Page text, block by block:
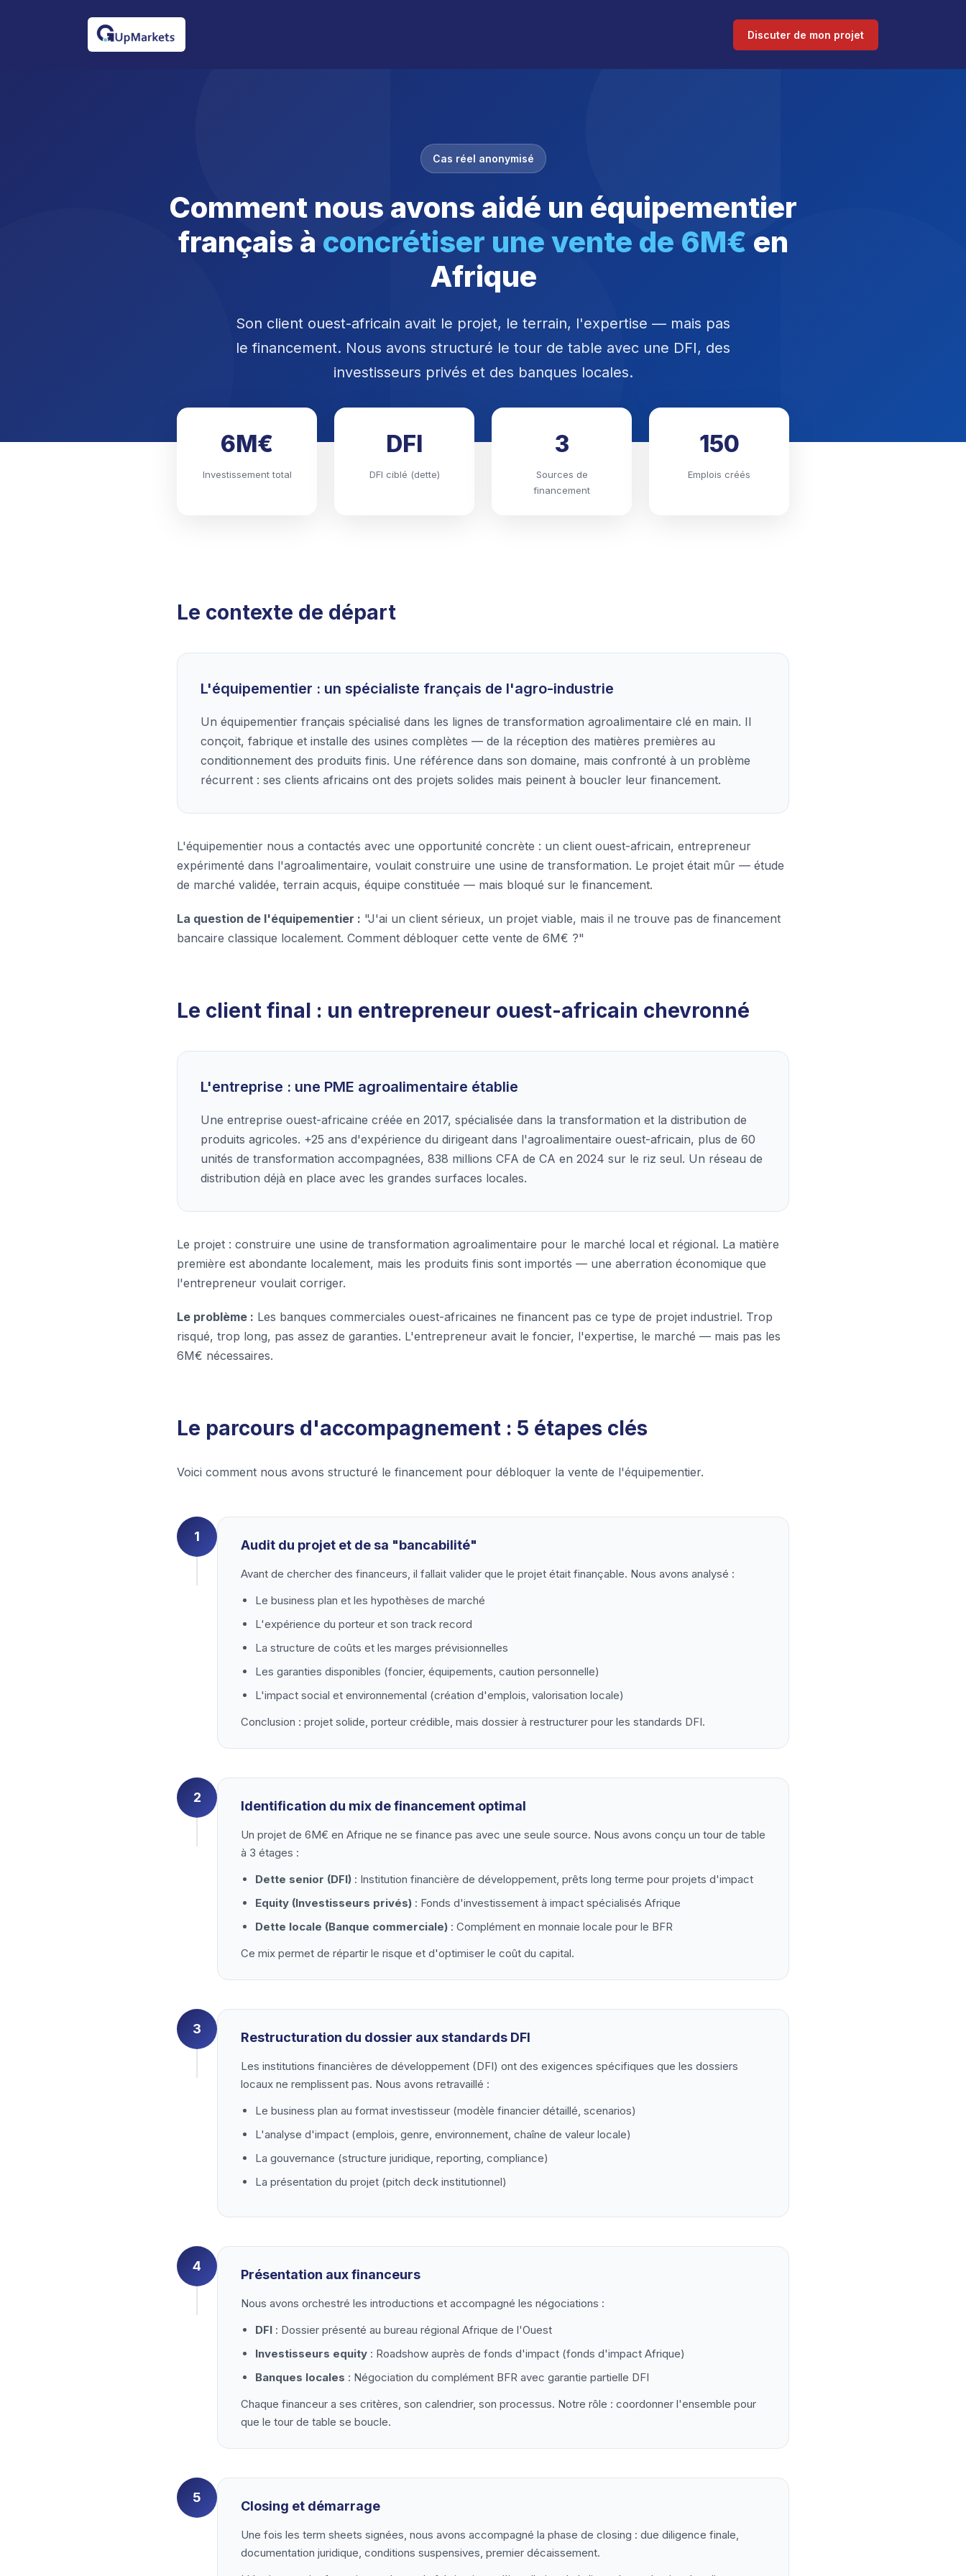
Discuter de mon projet
Cas réel anonymisé
Comment nous avons aidé un équipementier
français à concrétiser une vente de 6M€ en
Afrique
Son client ouest-africain avait le projet, le terrain, l'expertise — mais pas
le financement. Nous avons structuré le tour de table avec une DFI, des
investisseurs privés et des banques locales.
6M€
Investissement total
DFI
DFI ciblé (dette)
3
Sources de
financement
150
Emplois créés
Le contexte de départ
L'équipementier : un spécialiste français de l'agro-industrie
Un équipementier français spécialisé dans les lignes de transformation agroalimentaire clé en main. Il
conçoit, fabrique et installe des usines complètes — de la réception des matières premières au
conditionnement des produits finis. Une référence dans son domaine, mais confronté à un problème
récurrent : ses clients africains ont des projets solides mais peinent à boucler leur financement.
L'équipementier nous a contactés avec une opportunité concrète : un client ouest-africain, entrepreneur
expérimenté dans l'agroalimentaire, voulait construire une usine de transformation. Le projet était mûr — étude
de marché validée, terrain acquis, équipe constituée — mais bloqué sur le financement.
La question de l'équipementier : "J'ai un client sérieux, un projet viable, mais il ne trouve pas de financement
bancaire classique localement. Comment débloquer cette vente de 6M€ ?"
Le client final : un entrepreneur ouest-africain chevronné
L'entreprise : une PME agroalimentaire établie
Une entreprise ouest-africaine créée en 2017, spécialisée dans la transformation et la distribution de
produits agricoles. +25 ans d'expérience du dirigeant dans l'agroalimentaire ouest-africain, plus de 60
unités de transformation accompagnées, 838 millions CFA de CA en 2024 sur le riz seul. Un réseau de
distribution déjà en place avec les grandes surfaces locales.
Le projet : construire une usine de transformation agroalimentaire pour le marché local et régional. La matière
première est abondante localement, mais les produits finis sont importés — une aberration économique que
l'entrepreneur voulait corriger.
Le problème : Les banques commerciales ouest-africaines ne financent pas ce type de projet industriel. Trop
risqué, trop long, pas assez de garanties. L'entrepreneur avait le foncier, l'expertise, le marché — mais pas les
6M€ nécessaires.
Le parcours d'accompagnement : 5 étapes clés
Voici comment nous avons structuré le financement pour débloquer la vente de l'équipementier.
1
Audit du projet et de sa "bancabilité"
Avant de chercher des financeurs, il fallait valider que le projet était finançable. Nous avons analysé :
Le business plan et les hypothèses de marché
L'expérience du porteur et son track record
La structure de coûts et les marges prévisionnelles
Les garanties disponibles (foncier, équipements, caution personnelle)
L'impact social et environnemental (création d'emplois, valorisation locale)
Conclusion : projet solide, porteur crédible, mais dossier à restructurer pour les standards DFI.
2
Identification du mix de financement optimal
Un projet de 6M€ en Afrique ne se finance pas avec une seule source. Nous avons conçu un tour de table
à 3 étages :
Dette senior (DFI) : Institution financière de développement, prêts long terme pour projets d'impact
Equity (Investisseurs privés) : Fonds d'investissement à impact spécialisés Afrique
Dette locale (Banque commerciale) : Complément en monnaie locale pour le BFR
Ce mix permet de répartir le risque et d'optimiser le coût du capital.
3
Restructuration du dossier aux standards DFI
Les institutions financières de développement (DFI) ont des exigences spécifiques que les dossiers
locaux ne remplissent pas. Nous avons retravaillé :
Le business plan au format investisseur (modèle financier détaillé, scenarios)
L'analyse d'impact (emplois, genre, environnement, chaîne de valeur locale)
La gouvernance (structure juridique, reporting, compliance)
La présentation du projet (pitch deck institutionnel)
4
Présentation aux financeurs
Nous avons orchestré les introductions et accompagné les négociations :
DFI : Dossier présenté au bureau régional Afrique de l'Ouest
Investisseurs equity : Roadshow auprès de fonds d'impact (fonds d'impact Afrique)
Banques locales : Négociation du complément BFR avec garantie partielle DFI
Chaque financeur a ses critères, son calendrier, son processus. Notre rôle : coordonner l'ensemble pour
que le tour de table se boucle.
5
Closing et démarrage
Une fois les term sheets signées, nous avons accompagné la phase de closing : due diligence finale,
documentation juridique, conditions suspensives, premier décaissement.